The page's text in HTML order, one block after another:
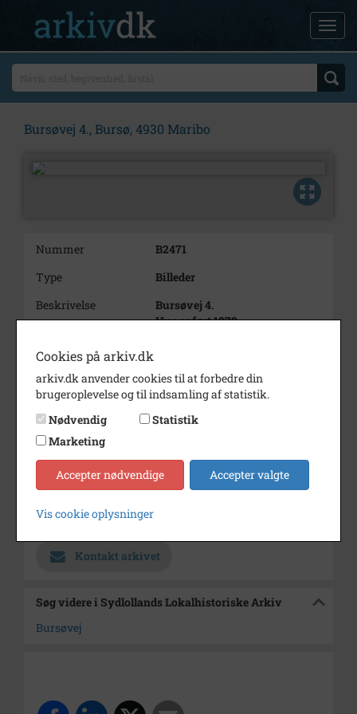
Bursøvej 4., Bursø, 4930 Maribo
Nummer
B2471
Type
Billeder
Beskrivelse
Bursøvej 4.
Hus opført 1878
Årstal
Dateringsnote
2010
Fotograf
Lokal ejendomsmægler på
Lolland
Størrelse
Se på kort
Kontakt arkivet
Søg videre i Sydlollands Lokalhistoriske Arkiv
Bursøvej
Cookies på arkiv.dk
arkiv.dk anvender cookies til at forbedre din
brugeroplevelse og til indsamling af statistik.
Nødvendig
Statistik
Marketing
Accepter nødvendige Accepter valgte
Vis cookie oplysninger